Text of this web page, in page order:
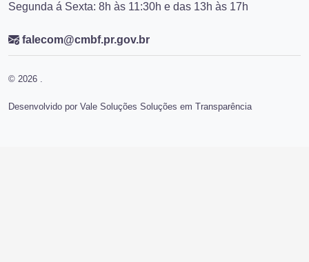
Segunda á Sexta: 8h às 11:30h e das 13h às 17h
falecom@cmbf.pr.gov.br
© 2026 .
Desenvolvido por Vale Soluções Soluções em Transparência